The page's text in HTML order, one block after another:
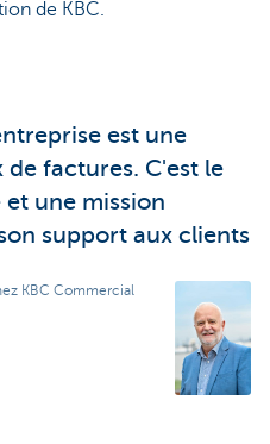
de KBC.
est une
factures. C'est le
une mission
support aux clients
KBC Commercial